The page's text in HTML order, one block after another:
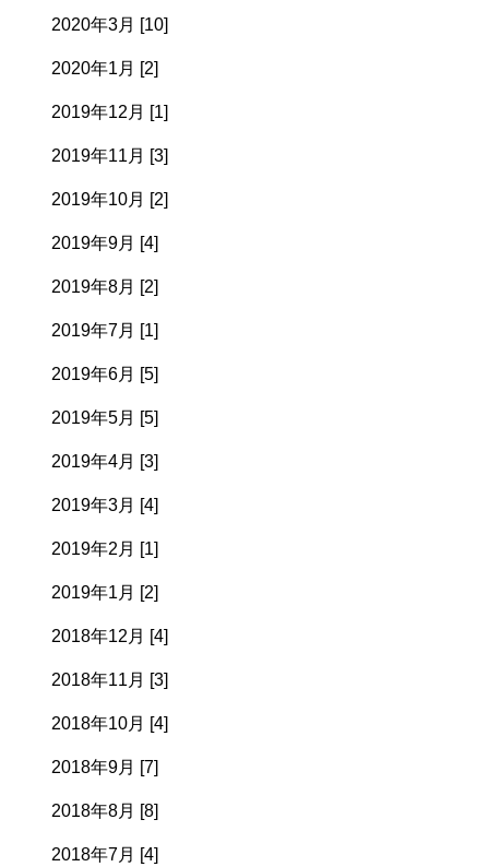
2020年3月 [10]
2020年1月 [2]
2019年12月 [1]
2019年11月 [3]
2019年10月 [2]
2019年9月 [4]
2019年8月 [2]
2019年7月 [1]
2019年6月 [5]
2019年5月 [5]
2019年4月 [3]
2019年3月 [4]
2019年2月 [1]
2019年1月 [2]
2018年12月 [4]
2018年11月 [3]
2018年10月 [4]
2018年9月 [7]
2018年8月 [8]
2018年7月 [4]